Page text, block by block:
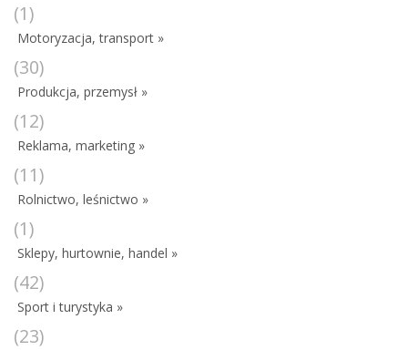
(1)
Motoryzacja, transport »
(30)
Produkcja, przemysł »
(12)
Reklama, marketing »
(11)
Rolnictwo, leśnictwo »
(1)
Sklepy, hurtownie, handel »
(42)
Sport i turystyka »
(23)